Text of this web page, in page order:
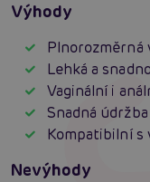
Výhody
Plnorozměrná
Lehká a
Vaginální i
Snadná
Kompatibilní
Nevýhody